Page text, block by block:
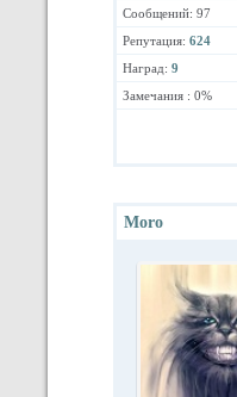
Сообщений: 97
Репутация: 624
Наград: 9
Замечания : 0%
Moro